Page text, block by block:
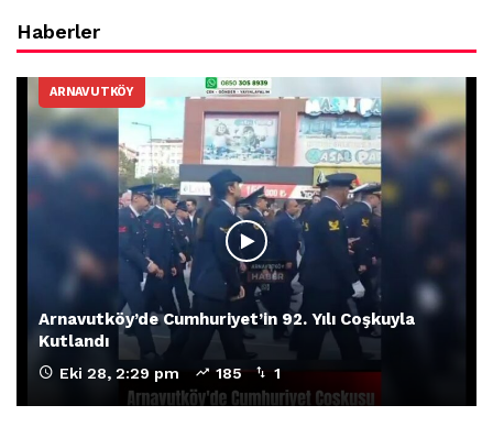
Haberler
ARNAVUTKÖY
Arnavutköy’de Cumhuriyet’in 92. Yılı Coşkuyla
Kutlandı
Eki 28, 2:29 pm 185 1